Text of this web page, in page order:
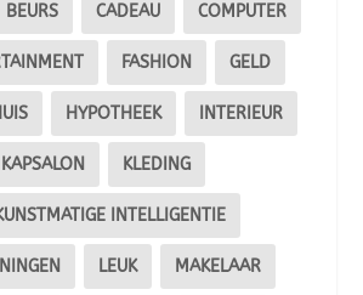
BEURS CADEAU COMPUTER
FASHION GELD
HYPOTHEEK INTERIEUR
KAPSALON KLEDING
INTELLIGENTIE
LEUK MAKELAAR